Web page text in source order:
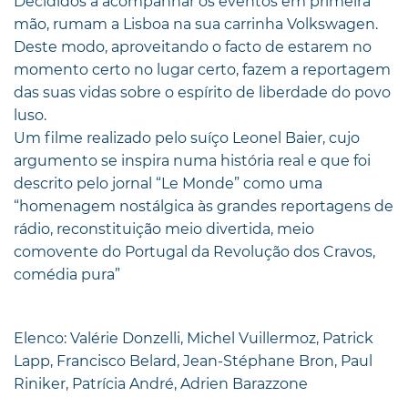
mão, rumam a Lisboa na sua carrinha Volkswagen.
Deste modo, aproveitando o facto de estarem no
momento certo no lugar certo, fazem a reportagem
das suas vidas sobre o espírito de liberdade do povo
luso.
Um filme realizado pelo suíço Leonel Baier, cujo
argumento se inspira numa história real e que foi
descrito pelo jornal “Le Monde” como uma
“homenagem nostálgica às grandes reportagens de
rádio, reconstituição meio divertida, meio
comovente do Portugal da Revolução dos Cravos,
comédia pura”
Elenco: Valérie Donzelli, Michel Vuillermoz, Patrick
Lapp, Francisco Belard, Jean-Stéphane Bron, Paul
Riniker, Patrícia André, Adrien Barazzone